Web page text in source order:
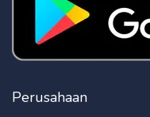
Perusahaan